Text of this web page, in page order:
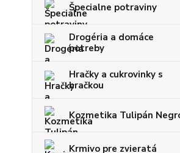
Špecialne potraviny
Drogéria a domáce
potreby
Hračky a cukrovinky s
hračkou
Kozmetika Tulipán
Krmivo pre zvieratá